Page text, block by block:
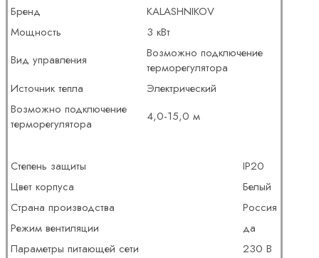
Бренд
KALASHNIKOV
Мощность
3 кВт
Вид управления
Возможно подключение
терморегулятора
Источник тепла
Электрический
Возможно подключение
терморегулятора
4,0-15,0 м
Степень защиты
IP20
Цвет корпуса
Белый
Страна производства
Россия
Режим вентиляции
да
Параметры питающей сети
230 В